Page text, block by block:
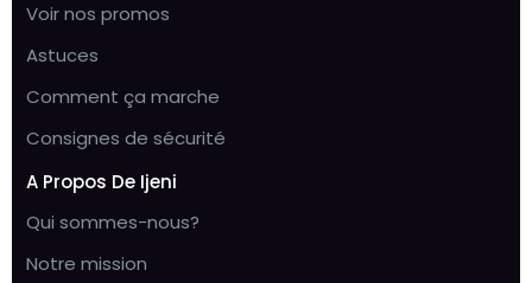
Voir nos promos
Astuces
Comment ça marche
Consignes de sécurité
A Propos De Ijeni
Qui sommes-nous?
Notre mission